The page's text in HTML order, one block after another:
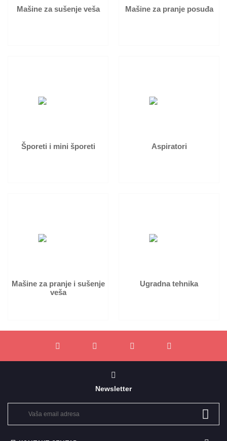
Mašine za sušenje veša Mašine za pranje posuđa
Šporeti i mini šporeti Aspiratori
Mašine za pranje i sušenje
veša
Ugradna tehnika
Newsletter